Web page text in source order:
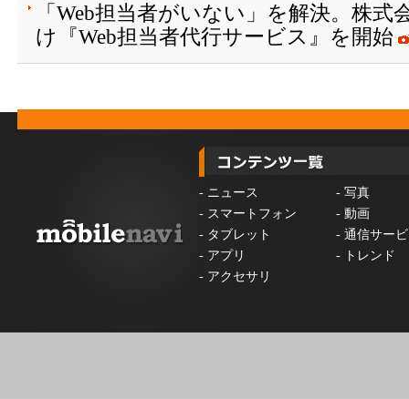
「Web担当者がいない」を解決。株式
け『Web担当者代行サービス』を開始
- ニュース - 写真
- スマートフォン - 動画
- タブレット - 通信サー
- アプリ -
トレンド
- アクセサリ